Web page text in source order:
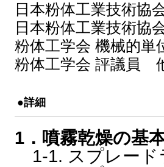
日本粉体工業技術協
日本粉体工業技術協
粉体工学会 機械的単
粉体工学会 評議員
●詳細
1．噴霧乾燥の基
1-1. スプレード